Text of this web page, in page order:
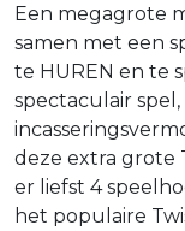
Een megagrote
samen met een
te HUREN en te
spectaculair
deze extra grote
er liefst 4
het populaire